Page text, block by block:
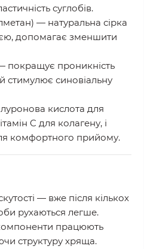
суглобів.
— натуральна сірка
допомагає зменшити
покращує проникність
стимулює синовіальну
кислота для
C для колагену, і
комфортного прийому.
— вже після кількох
рухаються легше.
працюють
структуру хряща.